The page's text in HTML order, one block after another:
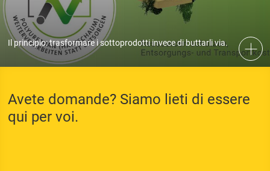
Avete domande? Siamo lieti di essere
qui per voi.
Il principio: trasformare i sottoprodotti invece di buttarli via.